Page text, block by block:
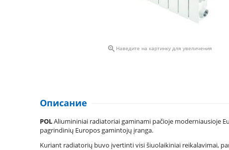
 Наведите на картинку для увеличения
Описание
POLAliumininiai radiatoriai gaminami pačioje moderniausioje
pagrindinių Europos gamintojų įranga.
Kuriant radiatorių buvo įvertinti visi šiuolaikiniai reikalavimai,